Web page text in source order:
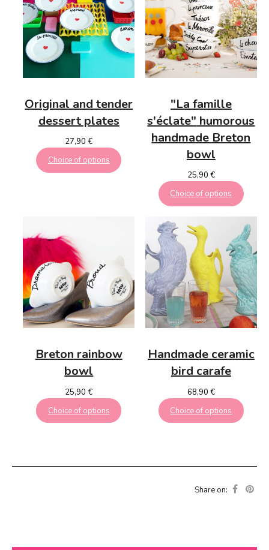
Original and tender
dessert plates
27,90€
Choice of options
"La famille
s'éclate" humorous
handmade Breton
bowl
25,90 €
Choice of options
Bretonrainbow
bowl
25,90€
Choice of options
Handmadeceramic
bird carafe
68,90 €
Choice of options
Share on: